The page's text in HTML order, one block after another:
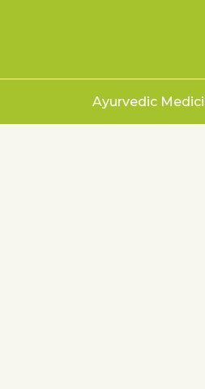
Ayurvedic